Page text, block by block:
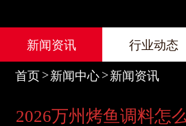
新闻资讯 行业动态
首页 新闻中心 新闻资讯
2026万州烤鱼调料怎